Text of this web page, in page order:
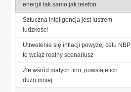
energii tak samo jak telefon
Sztuczna inteligencja jest lustrem
ludzkości
Utrwalenie się inflacji powyżej celu NBP
to wciąż realny scenariusz
Źle wśród małych firm, powstaje ich
dużo mniej